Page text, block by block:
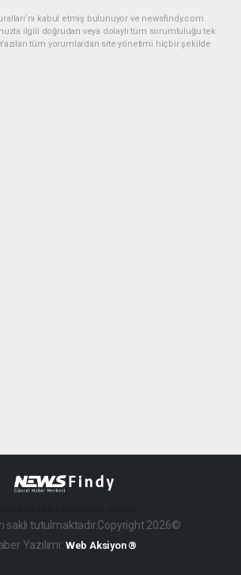
kabul etmiş bulunuyor ve newsfindy.com
ilgili doğrudan veya dolaylı tüm sorumluluğu tek
tüm yorumlardan site yönetimi hiçbir şekilde
saklı tutulmaktadır.Copyright 2026©
Yazılımı: Web Aksiyon ®